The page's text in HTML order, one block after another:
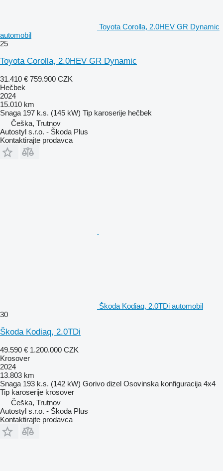
Toyota Corolla, 2.0HEV GR Dynamic
automobil
25
Toyota Corolla, 2.0HEV GR Dynamic
31.410 € 759.900 CZK
Hečbek
2024
15.010 km
Snaga 197 k.s. (145 kW) Tip karoserije hečbek
Češka, Trutnov
Autostyl s.r.o. - Škoda Plus
Kontaktirajte prodavca
Škoda Kodiaq, 2.0TDi automobil
30
Škoda Kodiaq, 2.0TDi
49.590 € 1.200.000 CZK
Krosover
2024
13.803 km
Snaga 193 k.s. (142 kW) Gorivo dizel Osovinska konfiguracija 4x4
Tip karoserije krosover
Češka, Trutnov
Autostyl s.r.o. - Škoda Plus
Kontaktirajte prodavca